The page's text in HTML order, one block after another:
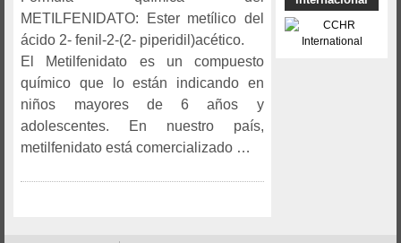
METILFENIDATO: Ester metílico del
ácido 2- fenil-2-(2- piperidil)acético.
El Metilfenidato es un compuesto
químico que lo están indicando en
niños mayores de 6 años y
adolescentes. En nuestro país,
metilfenidato está comercializado …